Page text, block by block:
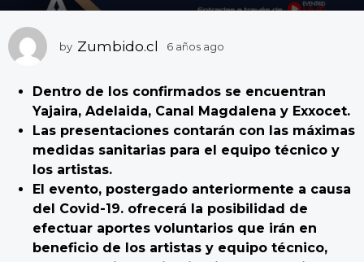
s
a
g
6
ñ
a
by Zumbido.cl 6 años ago
o
s
g
o
Dentro de los confirmados se encuentran
Yajaira, Adelaida, Canal Magdalena y Exxocet.
Las presentaciones contarán con las máximas
medidas sanitarias para el equipo técnico y
los artistas.
El evento, postergado anteriormente a causa
del Covid-19. ofrecerá la posibilidad de
efectuar aportes voluntarios que irán en
beneficio de los artistas y equipo técnico,